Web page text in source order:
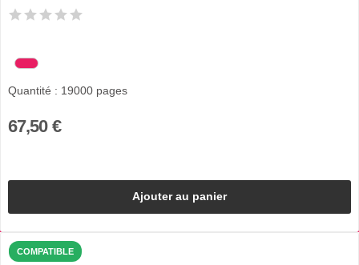
Quantité : 19000 pages
67,50 €
Ajouter au panier
COMPATIBLE